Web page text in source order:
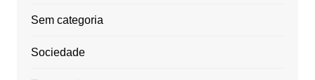
Sem categoria
Sociedade